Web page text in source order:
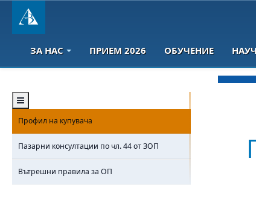
ЗА НАС ПРИЕМ 2026 ОБУЧЕНИЕ
Профил на купувача
Пазарни консултации по чл. 44 от ЗОП
Вътрешни правила за ОП